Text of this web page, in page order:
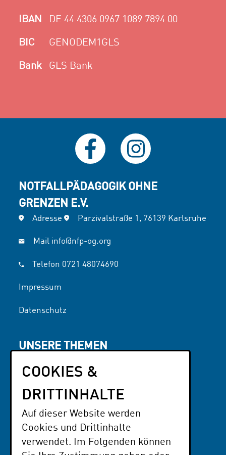
IBAN DE 44 4306 0967 1089 7894 00
BIC GENODEM1GLS
Bank GLS Bank
NOTFALLPÄDAGOGIK OHNE
GRENZEN E.V.
Adresse Parzivalstraße 1, 76139 Karlsruhe
Mail info@nfp-og.org
Telefon 0721 48074690
Impressum
Datenschutz
UNSERE THEMEN
Literatur
PARTNER
Der Paritätische BaWü
COOKIES &
DRITTINHALTE
Auf dieser Website werden
Cookies und Drittinhalte
verwendet. Im Folgenden können